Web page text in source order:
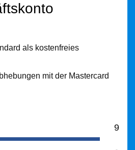
als kostenfreies
mit der Mastercard
9